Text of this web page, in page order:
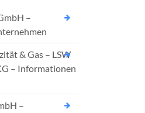
–
& Gas – LSW
– Informationen
–